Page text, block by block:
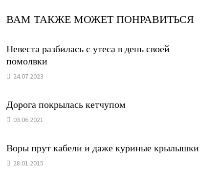
ВАМ ТАКЖЕ МОЖЕТ ПОНРАВИТЬСЯ
Невеста разбилась с утеса в день своей
помолвки
24.07.2023
Дорога покрылась кетчупом
03.06.2021
Воры прут кабели и даже куриные крылышки
28.01.2015